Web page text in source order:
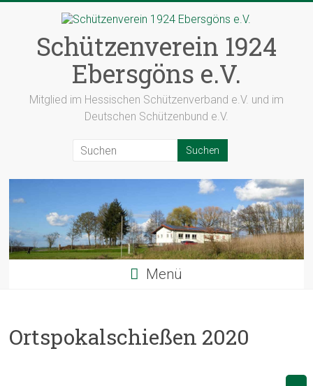
springenSchützenverein 1924
Ebersgöns e.V.
Mitglied im Hessischen Schützenverband e.V. und im
Deutschen Schützenbund e.V.
Menü
Ortspokalschießen 2020